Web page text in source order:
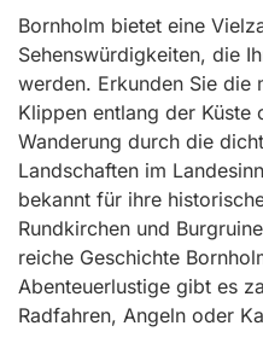
Bornholm bietet eine
Sehenswürdigkeiten, die
werden. Erkunden Sie die
Klippen entlang der Küste
Wanderung durch die
Landschaften im
bekannt für ihre
Rundkirchen und
reiche Geschichte
Abenteuerlustige gibt es
Radfahren, Angeln oder